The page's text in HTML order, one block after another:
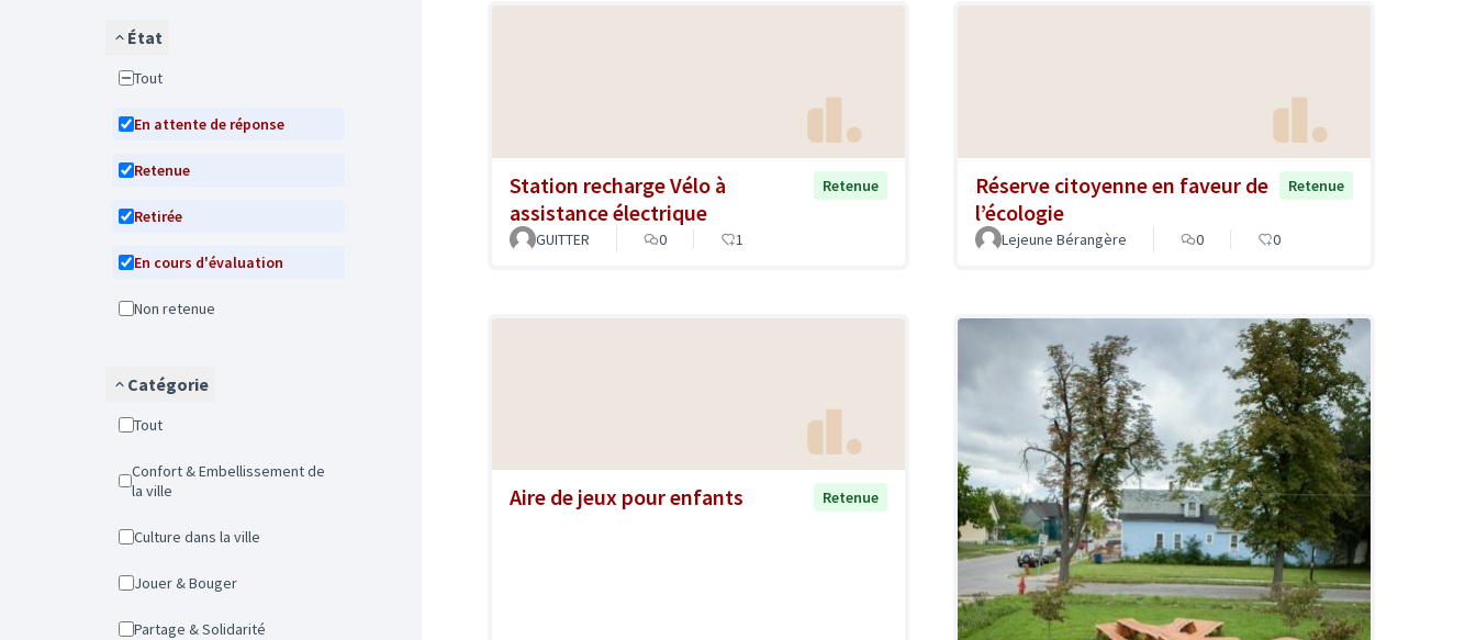
État
Tout
En attente de réponse
Retenue
Retirée
En cours d'évaluation
Non retenue
Catégorie
Tout
Confort & Embellissement de
la ville
Culture dans la ville
Jouer & Bouger
Partage & Solidarité
Station recharge Vélo à
assistance électrique
Retenue
GUITTER 0 1
Réserve citoyenne en faveur de
l’écologie
Retenue
Lejeune Bérangère 0 0
Aire de jeux pour enfants Retenue